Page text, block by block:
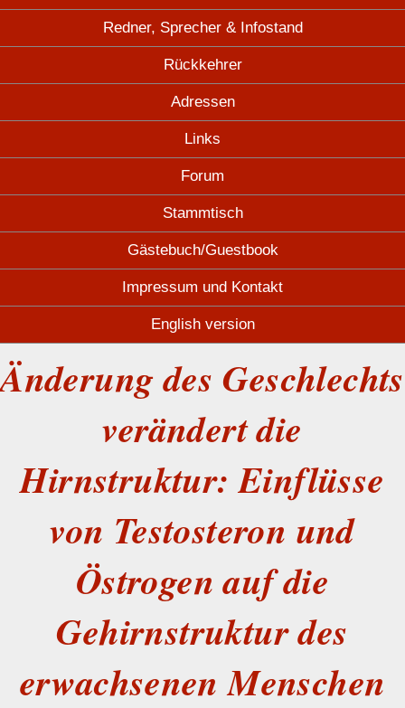
Redner, Sprecher & Infostand
Rückkehrer
Adressen
Links
Forum
Stammtisch
Gästebuch/Guestbook
Impressum und Kontakt
English version
Änderung des Geschlechts
verändert die
Hirnstruktur: Einflüsse
von Testosteron und
Östrogen auf die
Gehirnstruktur des
erwachsenen Menschen